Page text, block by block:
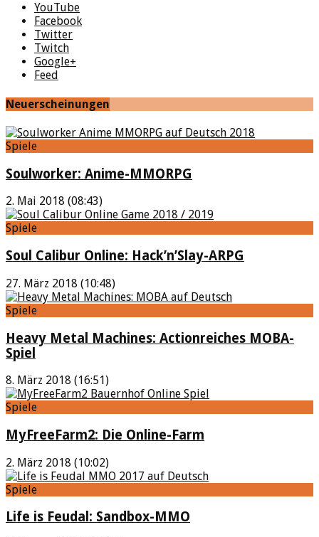
YouTube
Facebook
Twitter
Twitch
Google+
Feed
Neuerscheinungen
Spiele
Soulworker: Anime-MMORPG
2. Mai 2018 (08:43)
Spiele
Soul Calibur Online: Hack’n’Slay-ARPG
27. März 2018 (10:48)
Spiele
Heavy Metal Machines: Actionreiches MOBA-
Spiel
8. März 2018 (16:51)
Spiele
MyFreeFarm2: Die Online-Farm
2. März 2018 (10:02)
Spiele
Life is Feudal: Sandbox-MMO